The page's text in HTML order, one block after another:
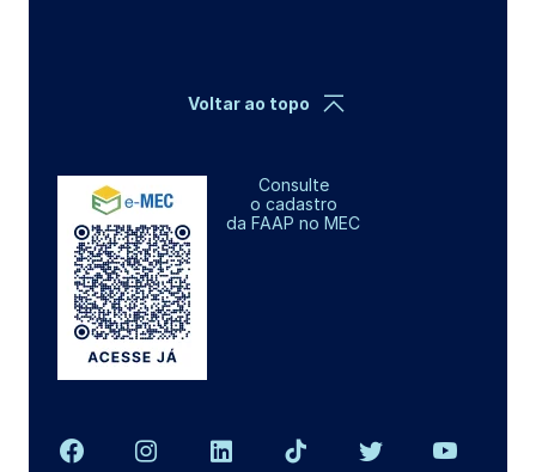
Consulte
o cadastro
da FAAP no MEC
Voltar ao topo